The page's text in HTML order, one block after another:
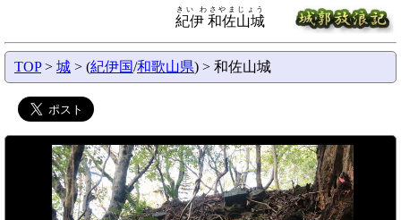
紀伊 和佐山城
きい わさやまじょう
TOP> 城 > (紀伊国/和歌山県) > 和佐山城